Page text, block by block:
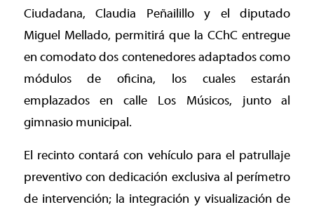
Ciudadana, Claudia Peñailillo y el diputado
Miguel Mellado, permitirá que la CChC entregue
en comodato dos contenedores adaptados como
módulos de oficina, los cuales estarán
emplazados en calle Los Músicos, junto al
gimnasio municipal.
El recinto contará con vehículo para el patrullaje
preventivo con dedicación exclusiva al perímetro
de intervención; la integración y visualización de